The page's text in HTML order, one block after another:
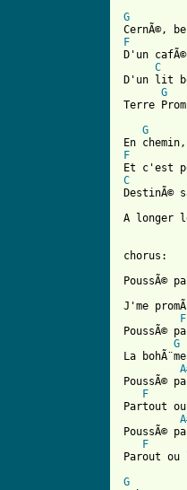
G
F
D'un
C
D'un lit
G
Terre
G
F
C
DestinÃ©
A longer
chorus:
PoussÃ©
J'me
F
PoussÃ©
G
La
PoussÃ©
F
Partout
PoussÃ©
F
Parout
G